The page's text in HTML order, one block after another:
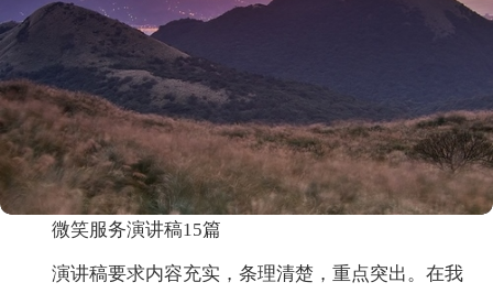
微笑服务演讲稿15篇
演讲稿要求内容充实，条理清楚，重点突出。在我